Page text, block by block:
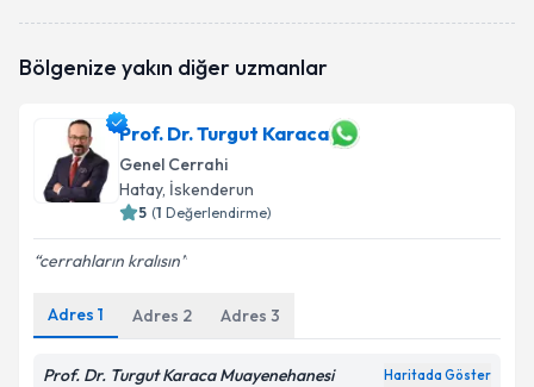
takvimi talebi oluşturun. Size bu uzmandan randevu
bilgilendireceğiz.
E-posta Adresiniz
Metni
'ni okudum ve kişisel verilerimin belirtilen
kapsamda işlenmesini kabul ediyorum.
Bölgenize yakın diğer uzmanlar
Prof. Dr. Turgut Karaca
Genel Cerrahi
Hatay, İskenderun
5 (1 Değerlendirme)
cerrahların kralısın
Adres 1 Adres 2 Adres 3
Prof. Dr. Turgut Karaca Muayenehanesi Haritada Göster